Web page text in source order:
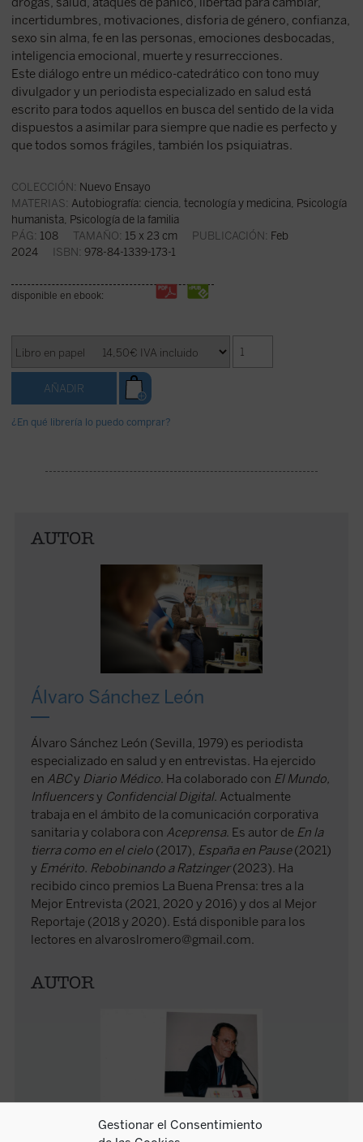
Gestionar el Consentimiento
incertidumbres, motivaciones, disforia de género, confianza,
sexo sin alma, fe en las personas, emociones desbocadas,
inteligencia emocional, muerte y resurrecciones.
Este diálogo entre un médico-catedrático con tono muy
divulgador y un periodista especializado en salud está
escrito para todos aquellos en busca del sentido de la vida
dispuestos a asimilar para siempre que nadie es perfecto y
que todos somos frágiles, también los psiquiatras.
COLECCIÓN: Nuevo Ensayo
MATERIAS: Autobiografía: ciencia, tecnología y medicina, Psicología
humanista, Psicología de la familia
PÁG: 108 TAMAÑO: 15 x 23 cm PUBLICACIÓN: Feb
2024 ISBN: 978-84-1339-173-1
disponible en ebook:
¿En qué librería lo puedo comprar?
AUTOR
Álvaro Sánchez León
Álvaro Sánchez León (Sevilla, 1979) es periodista
especializado en salud y en entrevistas. Ha ejercido
en ABCy Diario Médico . Ha colaborado con El Mundo,
Influencersy Confidencial Digital. Actualmente
trabaja en el ámbito de la comunicación corporativa
sanitaria y colabora con Aceprensa. Es autor de En la
tierra como en el cielo (2017), España en Pause(2021)
y Emérito. Rebobinando a Ratzinger(2023). Ha
recibido cinco premios La Buena Prensa: tres a la
Mejor Entrevista (2021, 2020 y 2016) y dos al Mejor
Reportaje (2018 y 2020). Está disponible para los
lectores en alvaroslromero@gmail.com.
AUTOR